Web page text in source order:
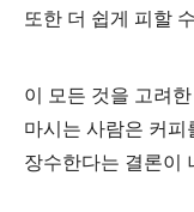
또한 더 쉽게 피할
이 모든 것을 고려
마시는 사람은 커피
장수한다는 결론이